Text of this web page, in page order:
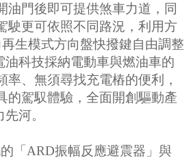
油門後即可提供煞車力道，同
駛更可依照不同路況，利用方
生模式方向盤快撥鍵自由調整
油科技採納電動車與燃油車的
率、無須尋找充電樁的便利，
的駕馭體驗，全面開創驅動產
河。
「ARD振幅反應避震器」與